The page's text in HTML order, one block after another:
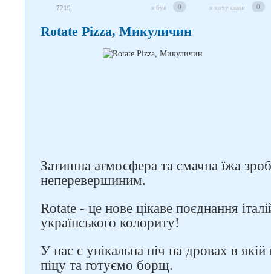
7219 я був 0 я хочу сюди 0
Rotate Pizza, Микуличин
Затишна атмосфера та смачна їжа
неперевершиним.
Rotate - це нове цікаве поєднання
українського колориту!
У нас є унікальна піч на дровах в
піцу та готуємо борщ.